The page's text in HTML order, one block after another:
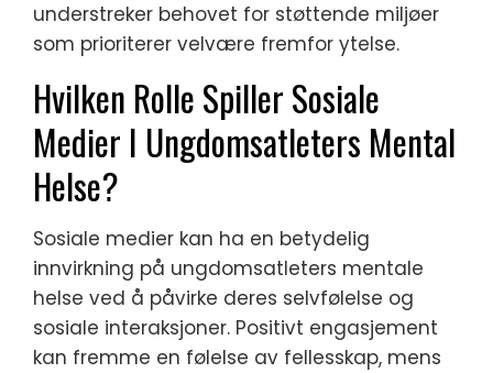
understreker behovet for støttende miljøer
som prioriterer velvære fremfor ytelse.
Hvilken Rolle Spiller Sosiale
Medier I Ungdomsatleters Mental
Helse?
Sosiale medier kan ha en betydelig
innvirkning på ungdomsatleters mentale
helse ved å påvirke deres selvfølelse og
sosiale interaksjoner. Positivt engasjement
kan fremme en følelse av fellesskap, mens